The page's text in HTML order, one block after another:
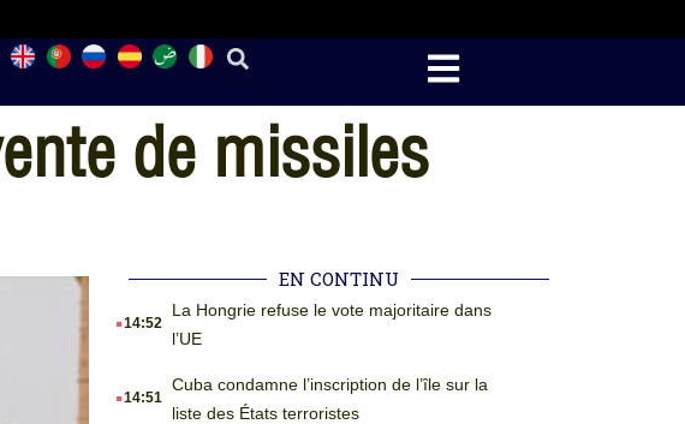
de missiles
EN CONTINU
.14:52
La Hongrie refuse le vote majoritaire dans
l’UE
.14:51
Cuba condamne l’inscription de l’île sur la
liste des États terroristes